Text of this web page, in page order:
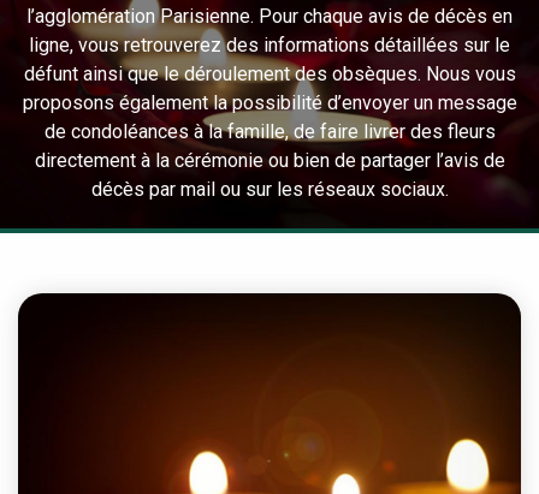
l’agglomération Parisienne. Pour chaque avis de décès en
ligne, vous retrouverez des informations détaillées sur le
défunt ainsi que le déroulement des obsèques. Nous vous
proposons également la possibilité d’envoyer un message
de condoléances à la famille, de faire livrer des fleurs
directement à la cérémonie ou bien de partager l’avis de
décès par mail ou sur les réseaux sociaux.